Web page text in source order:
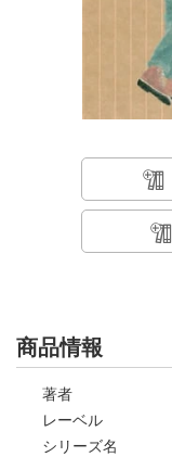
商品情報
著者
レーベル
シリーズ名